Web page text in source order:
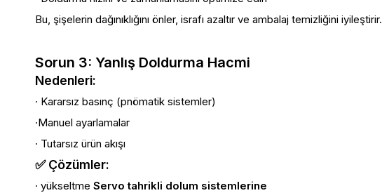
Bu, şişelerin dağınıklığını önler, israfı azaltır ve ambalaj temizliğini iyileştirir.
Sorun 3: Yanlış Doldurma Hacmi
Nedenleri:
· Kararsız basınç (pnömatik sistemler)
·Manuel ayarlamalar
· Tutarsız ürün akışı
✅ Çözümler:
· yükseltme Servo tahrikli dolum sistemlerine